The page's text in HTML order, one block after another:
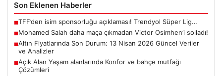
Son Eklenen Haberler
■TFF’den isim sponsorluğu açıklaması! Trendyol Süper Lig…
■Mohamed Salah daha maça çıkmadan Victor Osimhen’i solladı!
■Altın Fiyatlarında Son Durum: 13 Nisan 2026 Güncel Veriler
ve Analizler
■Açık Alan Yaşam alanlarında Konfor ve bahçe mutfağı
Çözümleri